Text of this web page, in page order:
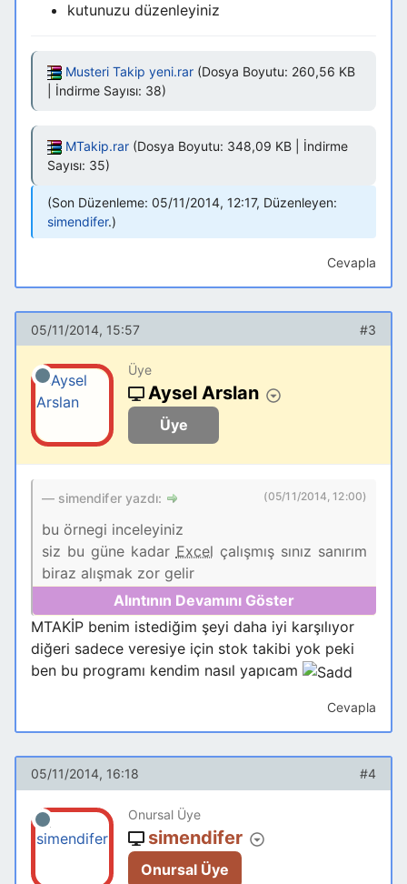
kutunuzu düzenleyiniz
Musteri Takip yeni.rar(Dosya Boyutu: 260,56 KB
| İndirme Sayısı: 38)
MTakip.rar(Dosya Boyutu: 348,09 KB | İndirme
Sayısı: 35)
Son Düzenleme: 05/11/2014, 12:17, Düzenleyen:
simendifer.
Cevapla
05/11/2014, 15:57 #3
Üye
Aysel Arslan
Üye
(05/11/2014, 12:00)
simendifer yazdı:
bu örnegi inceleyiniz
siz bu güne kadar Excel çalışmış sınız sanırım
biraz alışmak zor gelir
Accessdersleri ve video larını
inceleyiniz
not:
Aysel Arslan nickli Kullanıcının Özel mesaj
kutunuzu düzenleyiniz
MTAKİP benim istediğim şeyi daha iyi karşılıyor
diğeri sadece veresiye için stok takibi yok peki
ben bu programı kendim nasıl yapıcam
Cevapla
05/11/2014, 16:18 #4
Onursal Üye
simendifer
Onursal Üye